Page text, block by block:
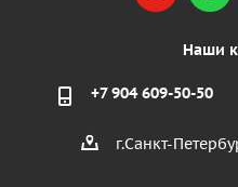
Наши
+7 904 609-50-50
г.Санкт-